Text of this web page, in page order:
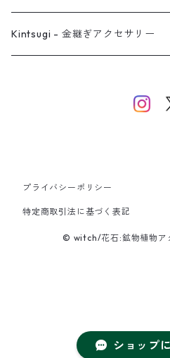
ショップ
バングル
イヤーカフ
ネックレス
ネックレス
リング
バングル
Kintsugi - 金継ぎアクセサリー
プライバシーポリシー
特定商取引法に基づく表記
© witch/花石:鉱物植物ア